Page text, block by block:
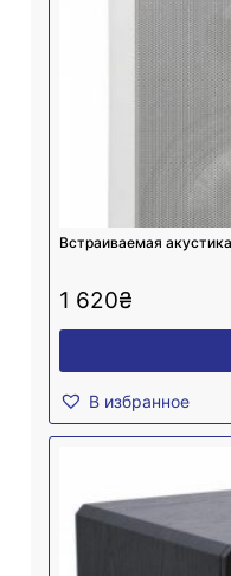
Встраиваемая
1 620₴
В избранное